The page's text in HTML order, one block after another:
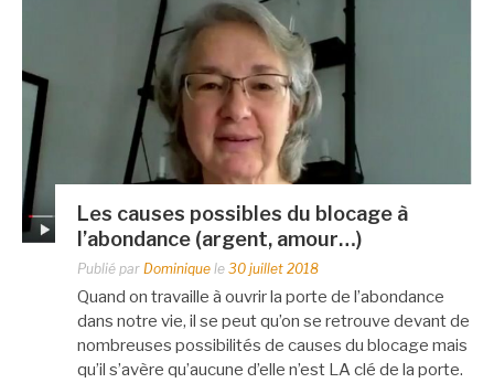
Les causes possibles du blocage à
l’abondance (argent, amour…)
Publié par Dominique le 30 juillet 2018
Quand on travaille à ouvrir la porte de l’abondance
dans notre vie, il se peut qu’on se retrouve devant de
nombreuses possibilités de causes du blocage mais
qu’il s’avère qu’aucune d’elle n’est LA clé de la porte.